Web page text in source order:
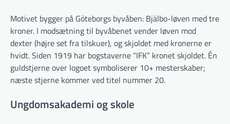
Motivet bygger på Göteborgs byvåben: Bjälbo-løven med tre
kroner. I modsætning til byvåbenet vender løven mod
dexter (højre set fra tilskuer), og skjoldet med kronerne er
hvidt. Siden 1919 har bogstaverne “IFK” kronet skjoldet. Én
guldstjerne over logoet symboliserer 10+ mesterskaber;
næste stjerne kommer ved titel nummer 20.
Ungdomsakademi og skole